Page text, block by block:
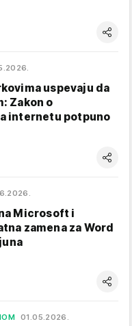
uspevaju da
Zakon o
internetu potpuno
Microsoft i
zamena za Word
01.05.2026.